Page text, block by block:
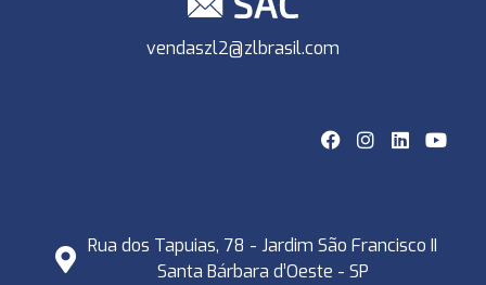
vendaszl2@zlbrasil.com
Rua dos Tapuias, 78 - Jardim São Francisco II
Santa Bárbara d’Oeste - SP